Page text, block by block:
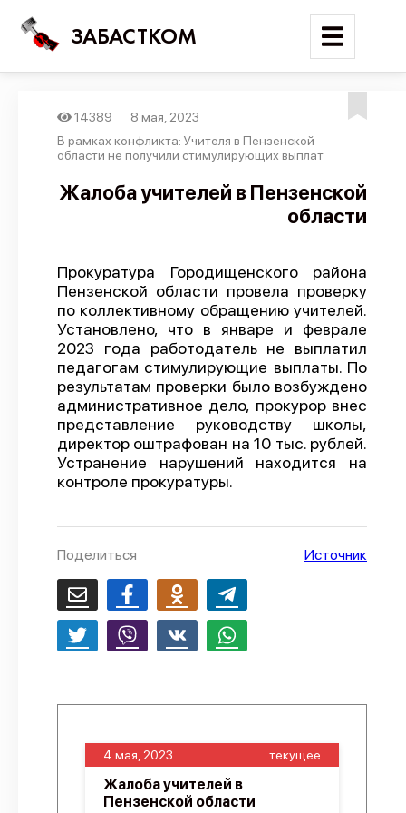
ЗАБАСТКОМ
Войти
Поиск
Трудовые конфликты
Отчеты
Предложить публикацию
Справочник
API
О проекте
Политика конфиденциальности
14389
8 мая, 2023
В рамках конфликта: Учителя в Пензенской
области не получили стимулирующих выплат
Жалоба учителей в Пензенской
области
Прокуратура Городищенского района
Пензенской области провела проверку
по коллективному обращению учителей.
Установлено, что в январе и феврале
2023 года работодатель не выплатил
педагогам стимулирующие выплаты. По
результатам проверки было возбуждено
административное дело, прокурор внес
представление руководству школы,
директор оштрафован на 10 тыс. рублей.
Устранение нарушений находится на
контроле прокуратуры.
Поделиться Источник
4 мая, 2023 текущее
Жалоба учителей в
Пензенской области